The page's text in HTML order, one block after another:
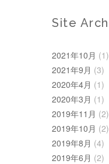
Site
2021年10月 (1)
2021年9月 (3)
2020年4月 (1)
2020年3月 (1)
2019年11月 (2)
2019年10月 (2)
2019年8月 (4)
2019年6月 (2)